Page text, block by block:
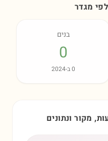
מגדר
בנים
0
0ב-2024
מקור ונתונים